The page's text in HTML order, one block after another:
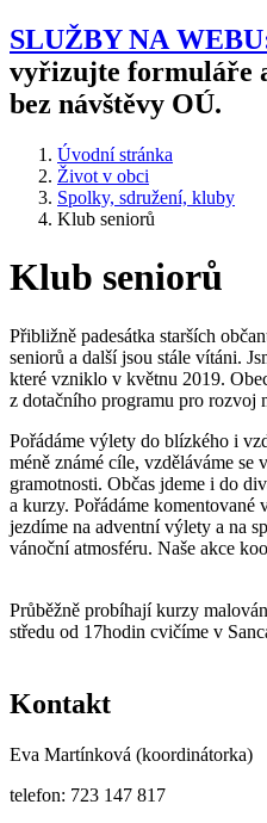
SLUŽBY NA
vyřizujte formuláře
bez návštěvy OÚ.
Úvodní stránka
Život v obci
Spolky, sdružení, kluby
Klub seniorů
Klub seniorů
Přibližně padesátka starších
seniorů a další jsou stále vítáni.
které vzniklo v květnu 2019.
z dotačního programu pro rozvoj
Pořádáme výlety do blízkého i
méně známé cíle, vzděláváme
gramotnosti. Občas jdeme i do
a kurzy. Pořádáme komentované
jezdíme na adventní výlety a na
vánoční atmosféru. Naše akce
Průběžně probíhají kurzy
středu od 17hodin cvičíme v
Kontakt
Eva Martínková (koordinátorka)
telefon: 723 147 817